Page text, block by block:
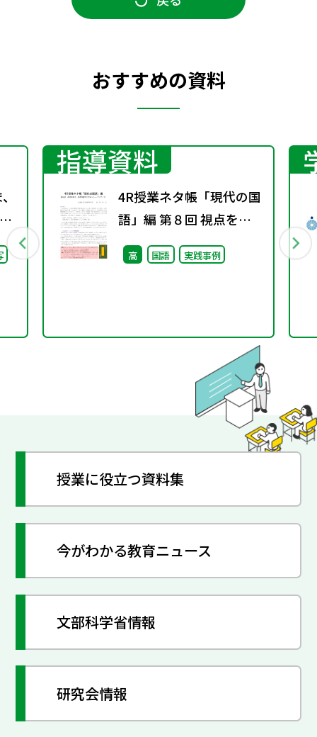
おすすめの資料
指導資料
4R授業ネタ帳「現代の国
語」編 第８回 視点を変
え、発想を豊かにするト
レーニング（１）
高 国語 実践事例
授業に役立つ資料集
今がわかる教育ニュース
文部科学省情報
研究会情報